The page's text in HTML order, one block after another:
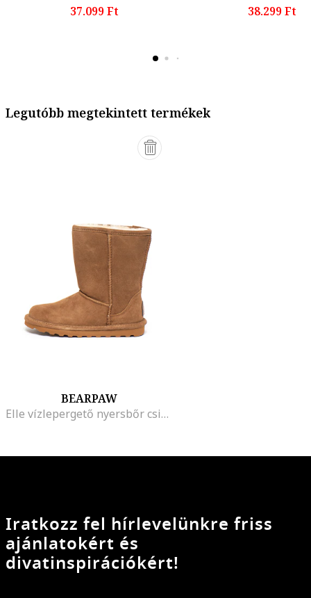
37.099 Ft
38.299 Ft
Legutóbb megtekintett termékek
BEARPAW
Elle vízlepergető nyersbőr csizma
Iratkozz fel hírlevelünkre friss
ajánlatokért és
divatinspirációkért!